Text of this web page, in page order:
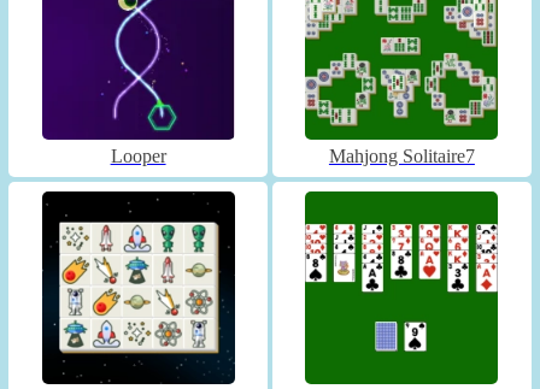
Looper Mahjong Solitaire7